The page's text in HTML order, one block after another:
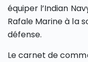
équiper l’Indian
Rafale Marine à la
défense.
Le carnet de